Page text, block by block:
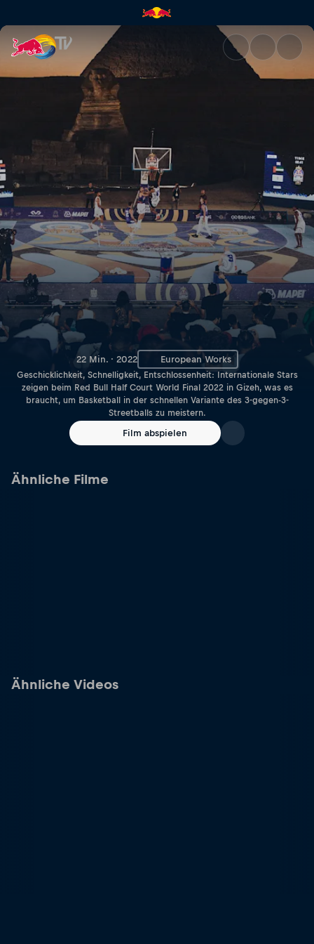
Ball is Life | Red Bull TV
22 Min. · 2022 European Works
Geschicklichkeit, Schnelligkeit, Entschlossenheit: Internationale Stars
zeigen beim Red Bull Half Court World Final 2022 in Gizeh, was es
braucht, um Basketball in der schnellen Variante des 3-gegen-3-
Streetballs zu meistern.
Film abspielen
Ähnliche Filme
Ähnliche Videos